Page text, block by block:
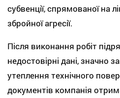
субвенції, спрямованої на
збройної агресії.
Після виконання робіт
недостовірні дані, значно
утеплення технічного
документів компанія